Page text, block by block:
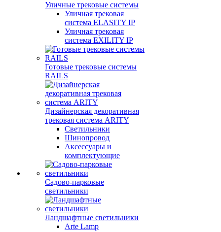
Уличные трековые системы
Уличная трековая
система ELASITY IP
Уличная трековая
система EXILITY IP
Готовые трековые системы
RAILS
Дизайнерская декоративная
трековая система ARITY
Светильники
Шинопровод
Аксессуары и
комплектующие
Садово-парковые
светильники
Ландшафтные светильники
Arte Lamp